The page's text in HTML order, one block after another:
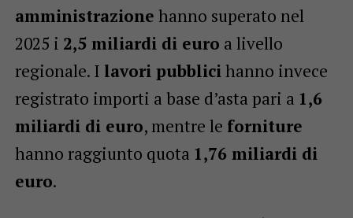
amministrazione hanno superato nel
2025 i 2,5 miliardi di euro a livello
regionale. I lavori pubblicihanno invece
registrato importi a base d’asta pari a 1,6
miliardi di euro, mentre le forniture
hanno raggiunto quota 1,76 miliardi di
euro.